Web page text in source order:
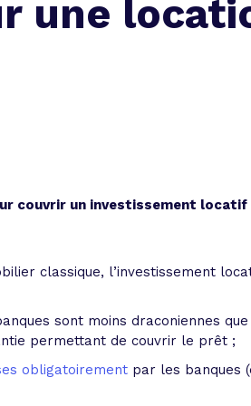
une
couvrir un investissement locatif
classique, l’investissement
sont moins draconiennes
permettant de couvrir le prêt ;
obligatoirement par les banques